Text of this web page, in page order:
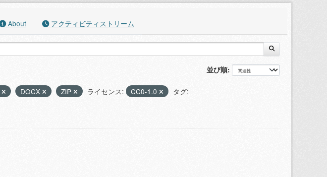
About アクティビティストリーム
並び順
DOCX ZIP ライセンス: CC0-1.0
タグ: